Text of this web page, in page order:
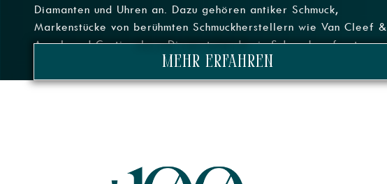
Diamanten und Uhren an. Dazu gehören antiker Schmuck,
Markenstücke von berühmten Schmuckherstellern wie Van Cleef &
Arpels und Cartier, lose Diamanten oder in Schmuck gefasste
Diamanten in allen Formen, Farben und Größen.
mehr erfahren